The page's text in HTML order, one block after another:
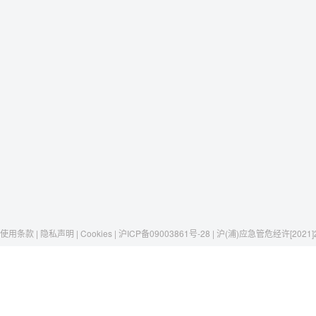
使用条款 | 隐私声明 | Cookies | 沪ICP备09003861号-28 | 沪(浦)应急管危经许